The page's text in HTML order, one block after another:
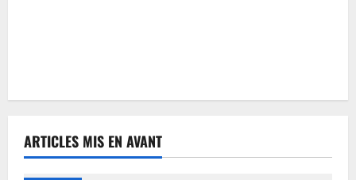
ARTICLES MIS EN AVANT